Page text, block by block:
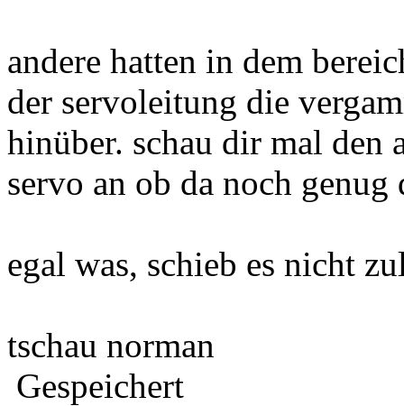
andere hatten in dem
der servoleitung die
hinüber. schau dir mal den
servo an ob da noch
egal was, schieb es nicht
tschau norman
Gespeichert